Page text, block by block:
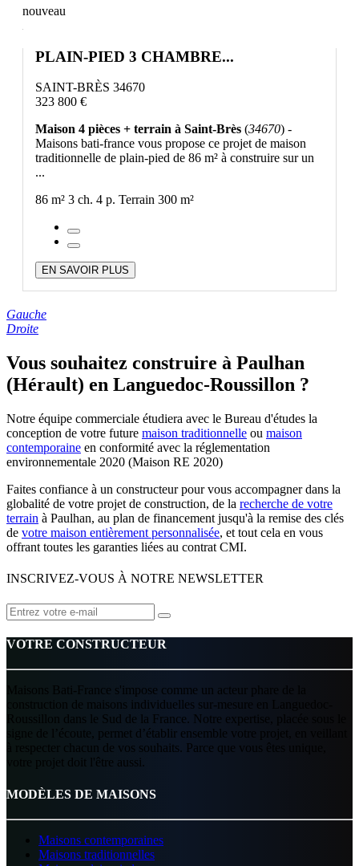
nouveau
PLAIN-PIED 3 CHAMBRE...
SAINT-BRÈS 34670
323 800 €
Maison 4 pièces + terrain à Saint-Brès (34670) -
Maisons bati-france vous propose ce projet de maison
traditionnelle de plain-pied de 86 m² à construire sur un
...
86 m² 3 ch. 4 p. Terrain 300 m²
EN SAVOIR PLUS
Gauche
Droite
Vous souhaitez construire à Paulhan
(Hérault) en Languedoc-Roussillon ?
Notre équipe commerciale étudiera avec le Bureau d'études la
conception de votre future maison traditionnelle ou maison
contemporaine en conformité avec la réglementation
environnementale 2020 (Maison RE 2020)
Faites confiance à un constructeur pour vous accompagner dans la
globalité de votre projet de construction, de la recherche de votre
terrain à Paulhan, au plan de financement jusqu'à la remise des clés
de votre maison entièrement personnalisée, et tout cela en vous
offrant toutes les garanties liées au contrat CMI.
INSCRIVEZ-VOUS À NOTRE NEWSLETTER
VOTRE CONSTRUCTEUR
Maisons Bati-France s'impose comme un acteur phare de la
construction de maisons individuelles sur-mesure en Languedoc-
Roussillon dans le Sud de la France. Notre expertise, placée sous le
signe de l’écoute, permet d’établir ensemble votre projet, en veillant
à respecter chacun de vos souhaits. Parce que vous êtes unique,
votre projet doit l'être aussi.
MODÈLES DE MAISONS
Maisons contemporaines
Maisons traditionnelles